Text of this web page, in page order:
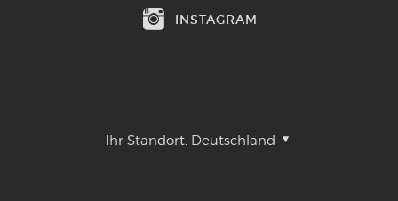
INSTAGRAM
Ihr Standort: Deutschland